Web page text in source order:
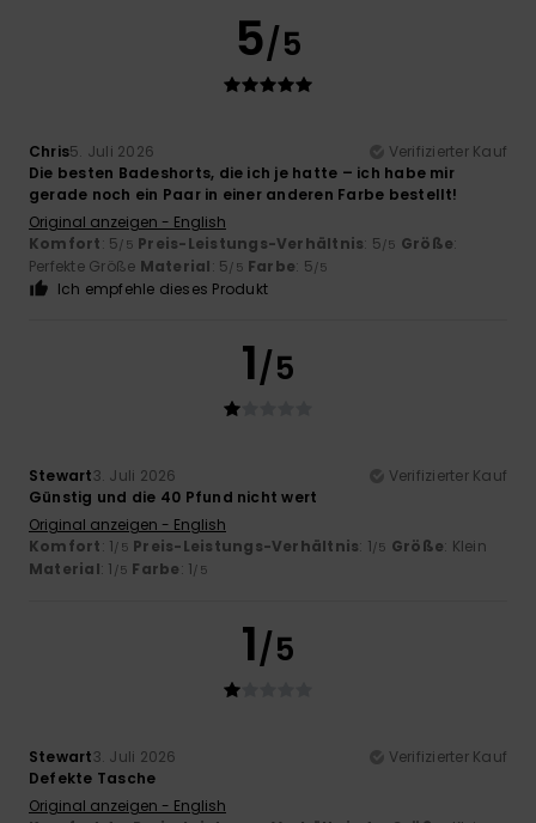
5/5
Chris5. Juli 2026
Verifizierter Kauf
Die besten Badeshorts, die ich je hatte – ich habe mir
gerade noch ein Paar in einer anderen Farbe bestellt!
Original anzeigen - English
Komfort: 5/5 Preis-Leistungs-Verhältnis: 5/5 Größe:
Perfekte Größe Material: 5/5 Farbe: 5/5
Ich empfehle dieses Produkt
1/5
Stewart3. Juli 2026
Verifizierter Kauf
Günstig und die 40 Pfund nicht wert
Original anzeigen - English
Komfort: 1/5 Preis-Leistungs-Verhältnis: 1/5 Größe: Klein
Material: 1 /5 Farbe: 1/5
1/5
Stewart3. Juli 2026
Verifizierter Kauf
Defekte Tasche
Original anzeigen - English